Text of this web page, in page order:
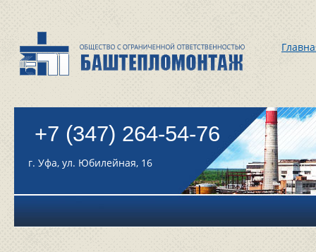
+7 (347) 264-54-76
г. Уфа, ул. Юбилейная, 16